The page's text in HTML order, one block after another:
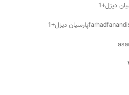
دیزل+1
پارسیان دیزل+1